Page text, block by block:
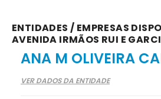
ENTIDADES / EMPRESAS
AVENIDA IRMÃOS RUI E
ANA M OLIVEIRA
VER DADOS DA ENTIDADE